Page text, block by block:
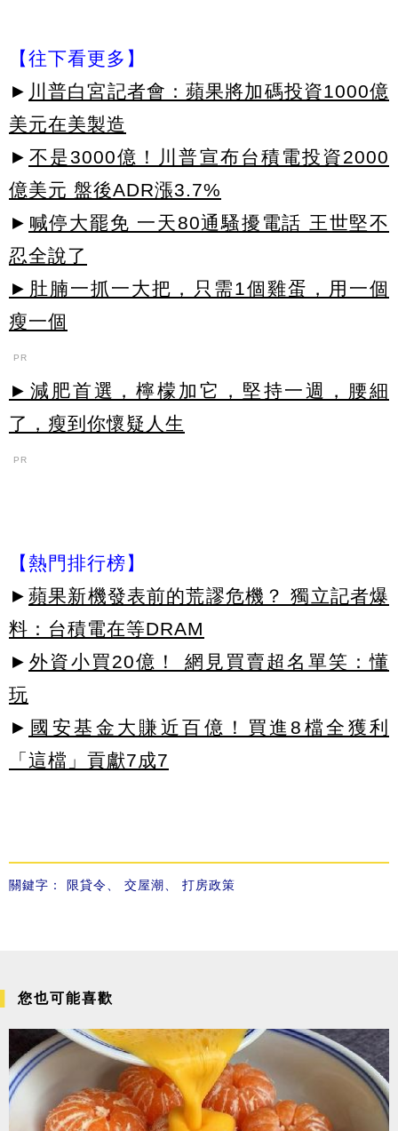
【往下看更多】
► 川普白宮記者會：蘋果將加碼投資1000億
美元在美製造
► 不是3000億！川普宣布台積電投資2000
億美元 盤後ADR漲3.7%
► 喊停大罷免 一天80通騷擾電話 王世堅不
忍全說了
►肚腩一抓一大把，只需1個雞蛋，用一個
瘦一個
PR
►減肥首選，檸檬加它，堅持一週，腰細
了，瘦到你懷疑人生
PR
【熱門排行榜】
► 蘋果新機發表前的荒謬危機？ 獨立記者爆
料：台積電在等DRAM
► 外資小買20億！ 網見買賣超名單笑：懂
玩
► 國安基金大賺近百億！買進8檔全獲利
「這檔」貢獻7成7
關鍵字： 限貸令 交屋潮 打房政策
您也可能喜歡